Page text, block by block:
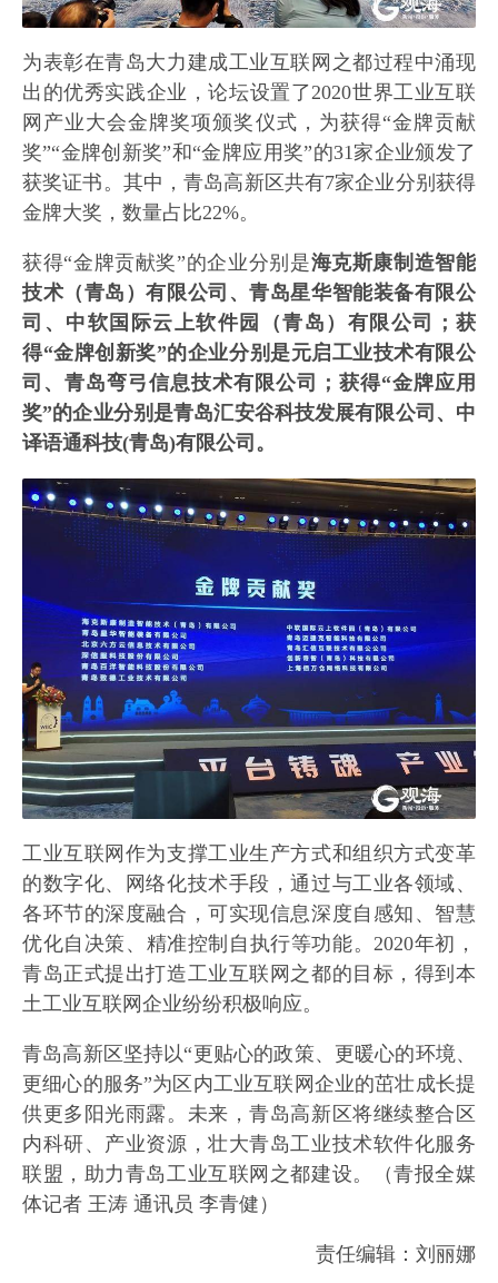
为表彰在青岛大力建成工业互联网之都过程中涌现
出的优秀实践企业，论坛设置了2020世界工业互联
网产业大会金牌奖项颁奖仪式，为获得“金牌贡献
奖”“金牌创新奖”和“金牌应用奖”的31家企业颁发了
获奖证书。其中，青岛高新区共有7家企业分别获得
金牌大奖，数量占比22%。
获得“金牌贡献奖”的企业分别是海克斯康制造智能
技术（青岛）有限公司、青岛星华智能装备有限公
司、中软国际云上软件园（青岛）有限公司；获
得“金牌创新奖”的企业分别是元启工业技术有限公
司、青岛弯弓信息技术有限公司；获得“金牌应用
奖”的企业分别是青岛汇安谷科技发展有限公司、中
译语通科技(青岛)有限公司。
工业互联网作为支撑工业生产方式和组织方式变革
的数字化、网络化技术手段，通过与工业各领域、
各环节的深度融合，可实现信息深度自感知、智慧
优化自决策、精准控制自执行等功能。2020年初，
青岛正式提出打造工业互联网之都的目标，得到本
土工业互联网企业纷纷积极响应。
青岛高新区坚持以“更贴心的政策、更暖心的环境、
更细心的服务”为区内工业互联网企业的茁壮成长提
供更多阳光雨露。未来，青岛高新区将继续整合区
内科研、产业资源，壮大青岛工业技术软件化服务
联盟，助力青岛工业互联网之都建设。（青报全媒
体记者 王涛 通讯员 李青健）
责任编辑：刘丽娜